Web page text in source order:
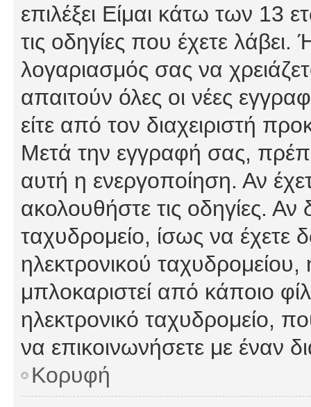
επιλέξει Είμαι κάτω των 13
τις οδηγίες που έχετε λάβει.
λογαριασμός σας να
απαιτούν όλες οι νέες
είτε από τον διαχειριστή
Μετά την εγγραφή σας,
αυτή η ενεργοποίηση. Αν
ακολουθήστε τις οδηγίες. Αν
ταχυδρομείο, ίσως να έχετε
ηλεκτρονικού ταχυδρομείου,
μπλοκαριστεί από κάποιο
ηλεκτρονικό ταχυδρομείο,
να επικοινωνήσετε με έναν
Κορυφή